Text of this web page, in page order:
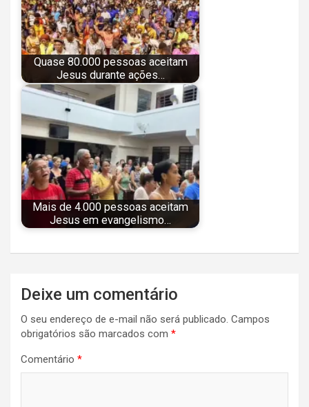
Quase 80.000 pessoas aceitam
Jesus durante ações…
Mais de 4.000 pessoas aceitam
Jesus em evangelismo…
Navegação
de
Post
Deixe um comentário
O seu endereço de e-mail não será publicado. Campos
obrigatórios são marcados com *
Comentário *